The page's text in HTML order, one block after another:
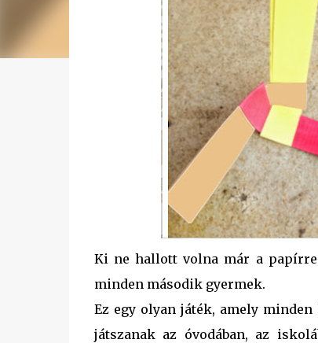
Ki ne hallott volna már a
minden második gyermek.
Ez egy olyan játék, amely
játszanak az óvodában, az